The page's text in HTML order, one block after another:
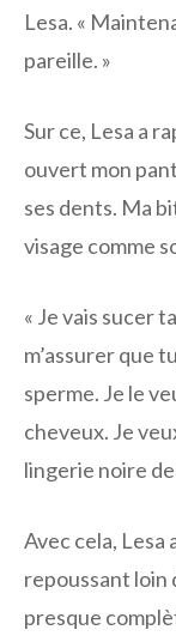
Lesa. «
pareille. »
Sur ce, Lesa a
ouvert mon
ses dents. Ma
visage comme
« Je vais sucer
m’assurer que
sperme. Je le
cheveux. Je
lingerie noire de
Avec cela, Lesa
repoussant loin
presque